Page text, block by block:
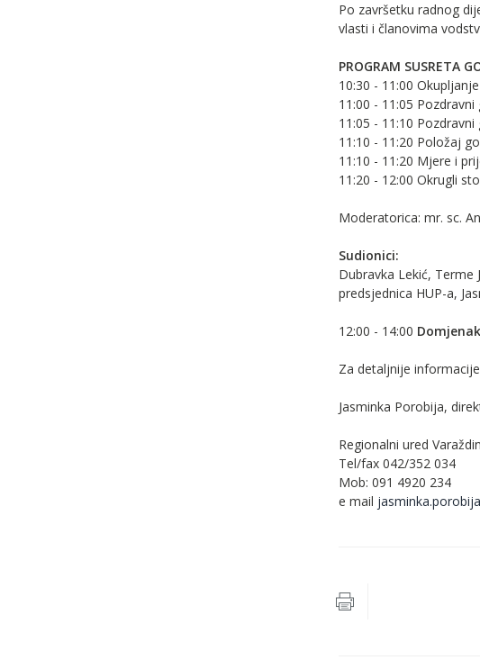
Po završetku radnog
vlasti i članovima
PROGRAM SUSRETA
10:30 - 11:00
11:00 - 11:05
11:05 - 11:10
11:10 - 11:20 Položaj
11:10 - 11:20 Mjere i
11:20 - 12:00 Okrugli
Moderatorica: mr. sc.
Sudionici:
Dubravka Lekić, Terme
predsjednica HUP-a,
12:00 - 14:00 Domjenak
Za detaljnije
Jasminka Porobija,
Regionalni ured
Tel/fax 042/352 034
Mob: 091 4920 234
e mail